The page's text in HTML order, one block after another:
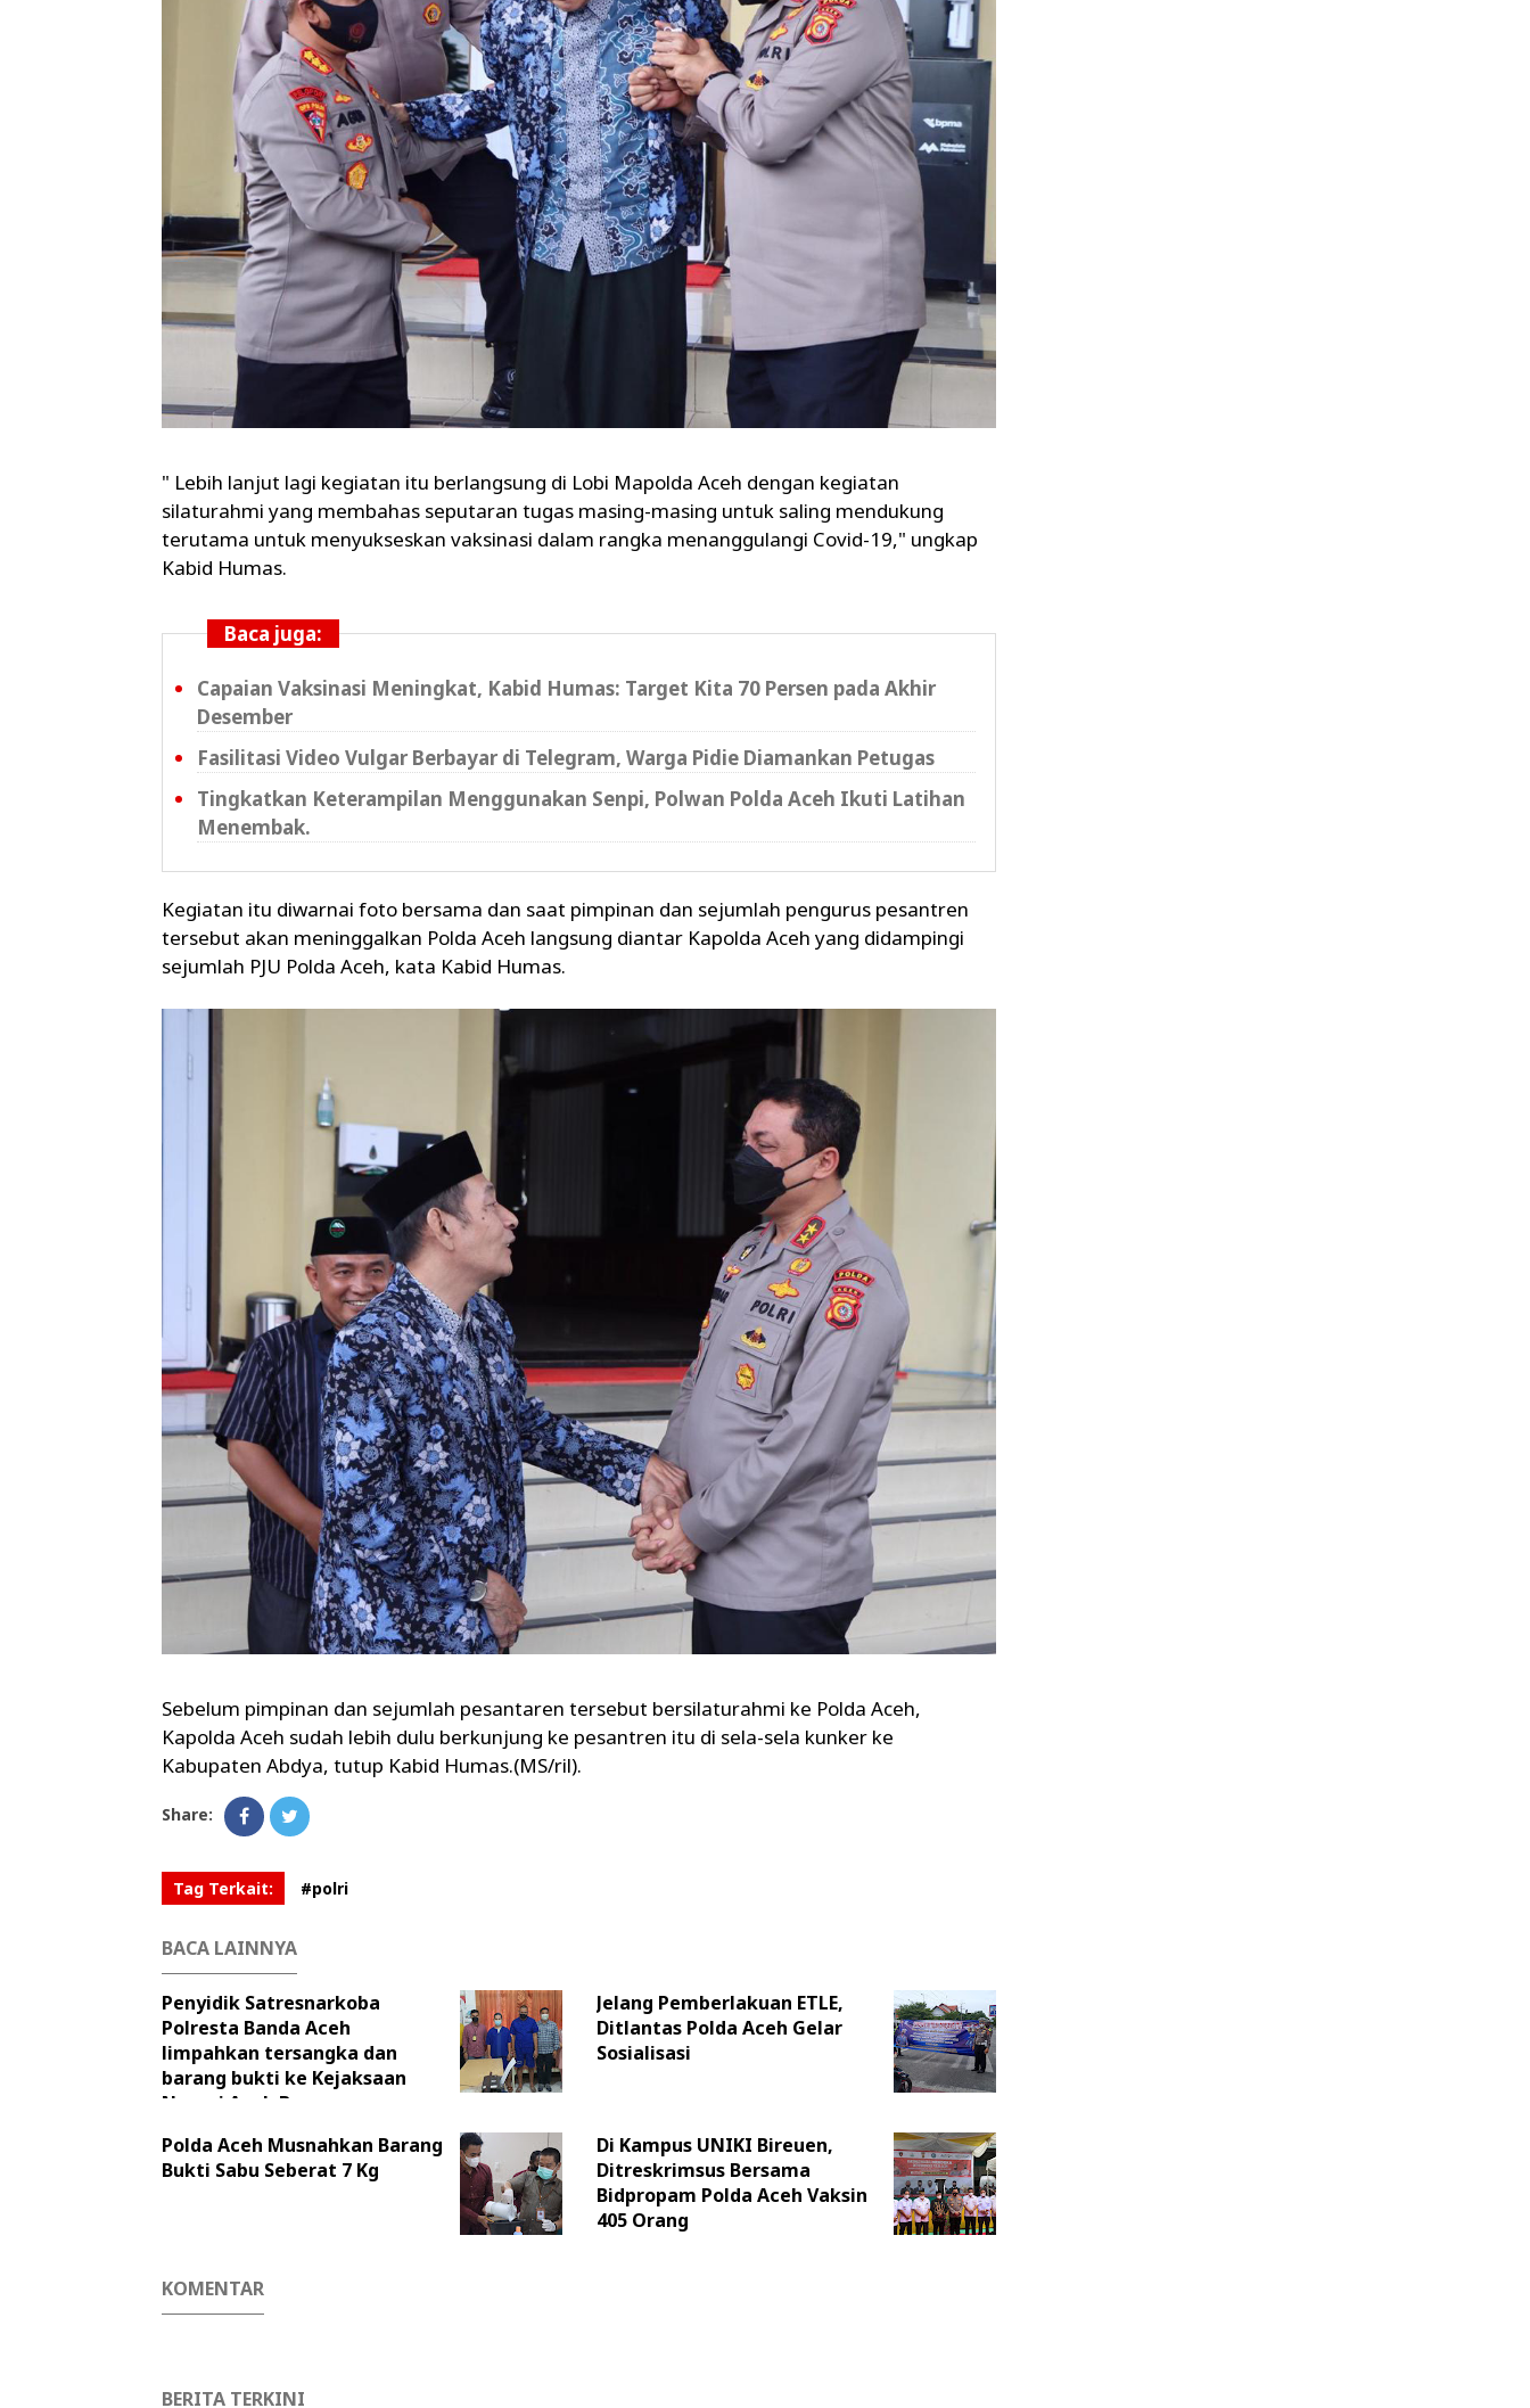
" Lebih lanjut lagi kegiatan itu berlangsung di Lobi Mapolda Aceh dengan kegiatan
silaturahmi yang membahas seputaran tugas masing-masing untuk saling mendukung
terutama untuk menyukseskan vaksinasi dalam rangka menanggulangi Covid-19," ungkap
Kabid Humas.
Baca juga:
Capaian Vaksinasi Meningkat, Kabid Humas: Target Kita 70 Persen pada Akhir
Desember
Fasilitasi Video Vulgar Berbayar di Telegram, Warga Pidie Diamankan Petugas
Tingkatkan Keterampilan Menggunakan Senpi, Polwan Polda Aceh Ikuti Latihan
Menembak.
Kegiatan itu diwarnai foto bersama dan saat pimpinan dan sejumlah pengurus pesantren
tersebut akan meninggalkan Polda Aceh langsung diantar Kapolda Aceh yang didampingi
sejumlah PJU Polda Aceh, kata Kabid Humas.
Sebelum pimpinan dan sejumlah pesantaren tersebut bersilaturahmi ke Polda Aceh,
Kapolda Aceh sudah lebih dulu berkunjung ke pesantren itu di sela-sela kunker ke
Kabupaten Abdya, tutup Kabid Humas.(MS/ril).
Share:
Tag Terkait: #polri
BACA LAINNYA
Penyidik Satresnarkoba
Polresta Banda Aceh
limpahkan tersangka dan
barang bukti ke Kejaksaan
Negeri Aceh Besar
Jelang Pemberlakuan ETLE,
Ditlantas Polda Aceh Gelar
Sosialisasi
Polda Aceh Musnahkan Barang
Bukti Sabu Seberat 7 Kg
Di Kampus UNIKI Bireuen,
Ditreskrimsus Bersama
Bidpropam Polda Aceh Vaksin
405 Orang
KOMENTAR
BERITA TERKINI